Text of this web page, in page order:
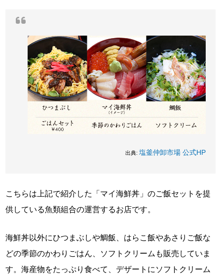
出典: 塩釜仲卸市場 公式HP
こちらは上記で紹介した「マイ海鮮丼」のご飯セットを提
供している魚類組合の運営するお店です。
海鮮丼以外にひつまぶしや鯛飯、はらこ飯やあさりご飯な
どの季節のかわりごはん、ソフトクリームも販売していま
す。海産物をたっぷり食べて、デザートにソフトクリーム